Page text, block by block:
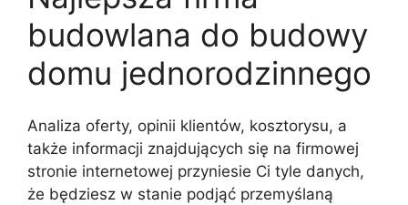
budowlana do budowy
domu jednorodzinnego
Analiza oferty, opinii klientów, kosztorysu, a
także informacji znajdujących się na firmowej
stronie internetowej przyniesie Ci tyle danych,
że będziesz w stanie podjąć przemyślaną